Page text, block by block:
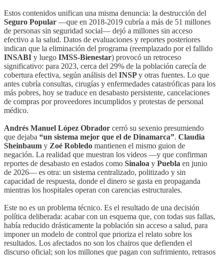
Estos contenidos unifican una misma denuncia: la destrucción del
Seguro Popular —que en 2018-2019 cubría a más de 51 millones
de personas sin seguridad social— dejó a millones sin acceso
efectivo a la salud. Datos de evaluaciones y reportes posteriores
indican que la eliminación del programa (reemplazado por el fallido
INSABI y luego IMSS-Bienestar) provocó un retroceso
significativo: para 2023, cerca del 29% de la población carecía de
cobertura efectiva, según análisis del INSPy otras fuentes. Lo que
antes cubría consultas, cirugías y enfermedades catastróficas para los
más pobres, hoy se traduce en desabasto persistente, cancelaciones
de compras por proveedores incumplidos y protestas de personal
médico.
Andrés Manuel López Obrador cerró su sexenio presumiendo
que dejaba “un sistema mejor que el de Dinamarca”. Claudia
Sheinbaum y Zoé Robledo mantienen el mismo guion de
negación. La realidad que muestran los videos —y que confirman
reportes de desabasto en estados como Sinaloa y Puebla en junio
de 2026— es otra: un sistema centralizado, politizado y sin
capacidad de respuesta, donde el dinero se gasta en propaganda
mientras los hospitales operan con carencias estructurales.
Este no es un problema técnico. Es el resultado de una decisión
política deliberada: acabar con un esquema que, con todas sus fallas,
había reducido drásticamente la población sin acceso a salud, para
imponer un modelo de control que prioriza el relato sobre los
resultados. Los afectados no son los chairos que defienden el
discurso oficial; son los millones que pagan con sufrimiento, retrasos